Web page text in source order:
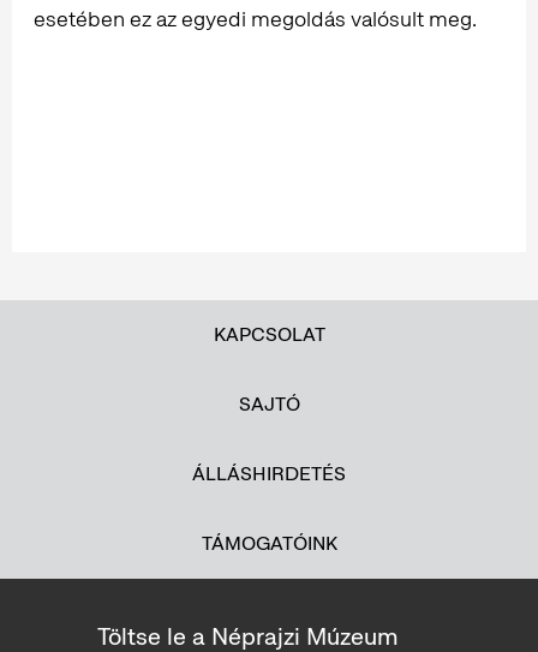
esetében ez az egyedi megoldás valósult meg.
KAPCSOLAT
SAJTÓ
ÁLLÁSHIRDETÉS
TÁMOGATÓINK
Töltse le a Néprajzi Múzeum